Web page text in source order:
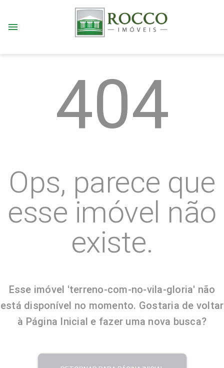
menu
404
Ops, parece que
esse imóvel não
existe.
Esse imóvel 'terreno-com-no-vila-gloria' não
está disponível no momento. Gostaria de voltar
à Página Inicial e fazer uma nova busca?